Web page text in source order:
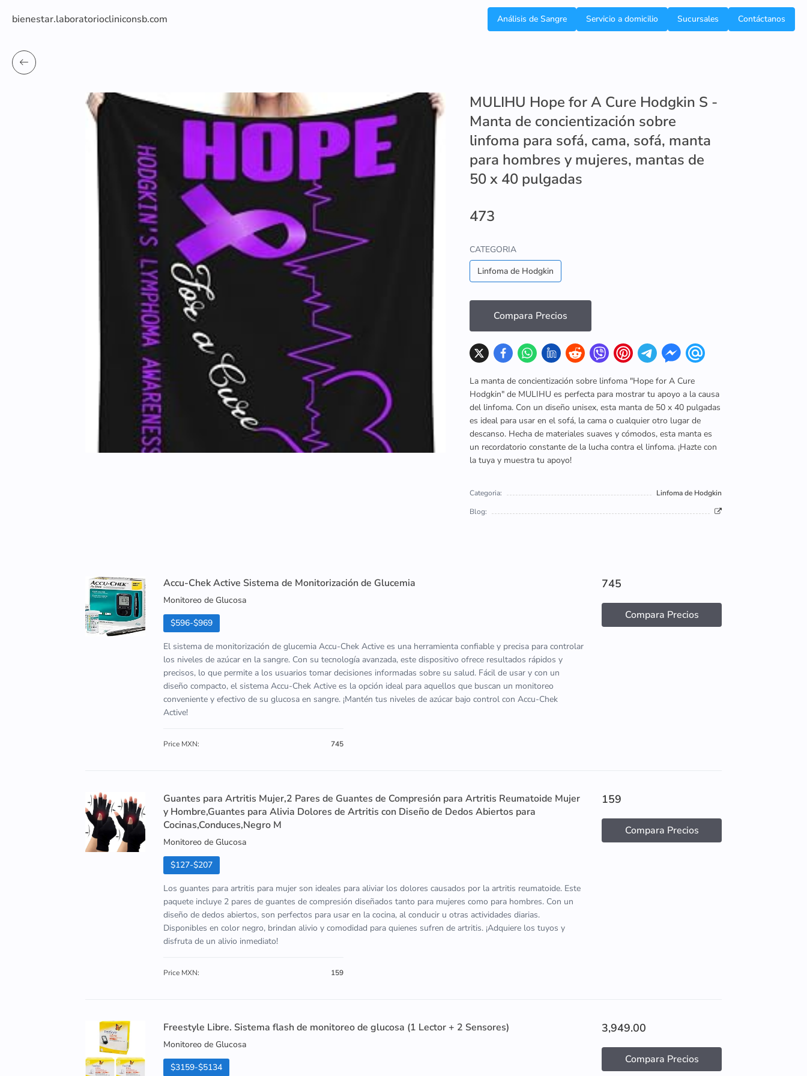
bienestar.laboratoriocliniconsb.com Análisis de Sangre Servicio a domicilio Sucursales Contáctanos
MULIHU Hope for A Cure Hodgkin S -
Manta de concientización sobre
linfoma para sofá, cama, sofá, manta
para hombres y mujeres, mantas de
50 x 40 pulgadas
473
CATEGORIA
Linfoma de Hodgkin
Compara Precios
La manta de concientización sobre linfoma "Hope for A Cure
Hodgkin" de MULIHU es perfecta para mostrar tu apoyo a la causa
del linfoma. Con un diseño unisex, esta manta de 50 x 40 pulgadas
es ideal para usar en el sofá, la cama o cualquier otro lugar de
descanso. Hecha de materiales suaves y cómodos, esta manta es
un recordatorio constante de la lucha contra el linfoma. ¡Hazte con
la tuya y muestra tu apoyo!
Categoria:
Linfoma de Hodgkin
Blog:
Accu-Chek Active Sistema de Monitorización de Glucemia
Monitoreo de Glucosa
$596-$969
El sistema de monitorización de glucemia Accu-Chek Active es una herramienta confiable y precisa para controlar
los niveles de azúcar en la sangre. Con su tecnología avanzada, este dispositivo ofrece resultados rápidos y
precisos, lo que permite a los usuarios tomar decisiones informadas sobre su salud. Fácil de usar y con un
diseño compacto, el sistema Accu-Chek Active es la opción ideal para aquellos que buscan un monitoreo
conveniente y efectivo de su glucosa en sangre. ¡Mantén tus niveles de azúcar bajo control con Accu-Chek
Active!
Price MXN: 745
745
Compara Precios
Guantes para Artritis Mujer,2 Pares de Guantes de Compresión para Artritis Reumatoide Mujer
y Hombre,Guantes para Alivia Dolores de Artritis con Diseño de Dedos Abiertos para
Cocinas,Conduces,Negro M
Monitoreo de Glucosa
$127-$207
Los guantes para artritis para mujer son ideales para aliviar los dolores causados por la artritis reumatoide. Este
paquete incluye 2 pares de guantes de compresión diseñados tanto para mujeres como para hombres. Con un
diseño de dedos abiertos, son perfectos para usar en la cocina, al conducir u otras actividades diarias.
Disponibles en color negro, brindan alivio y comodidad para quienes sufren de artritis. ¡Adquiere los tuyos y
disfruta de un alivio inmediato!
Price MXN: 159
159
Compara Precios
Freestyle Libre. Sistema flash de monitoreo de glucosa (1 Lector + 2 Sensores)
Monitoreo de Glucosa
$3159-$5134
3,949.00
Compara Precios